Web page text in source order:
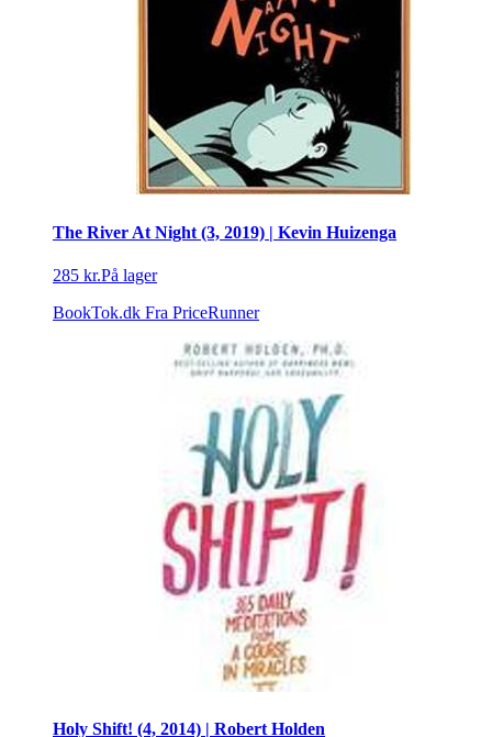
The River At Night (3, 2019) | Kevin Huizenga
285 kr.På lager
BookTok.dk Fra PriceRunner
Holy Shift! (4, 2014) | Robert Holden